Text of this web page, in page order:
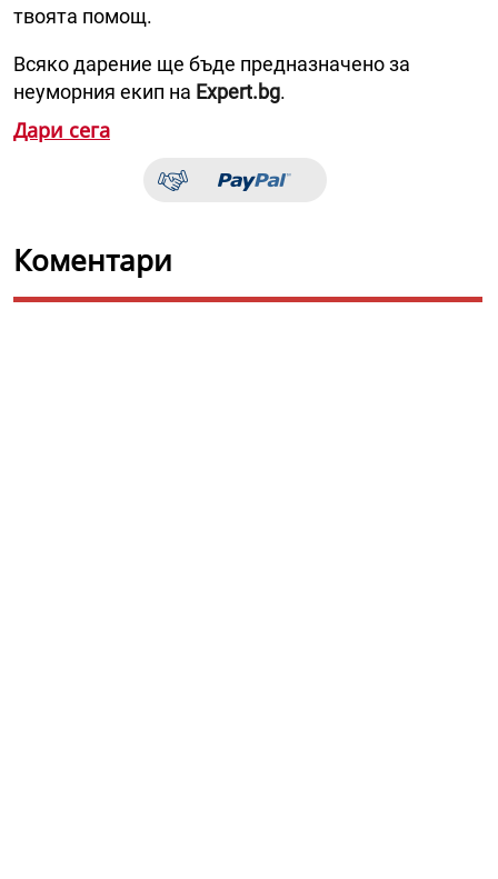
твоята помощ.
Всяко дарение ще бъде предназначено за
неуморния екип на Expert.bg.
Дари сега
Коментари